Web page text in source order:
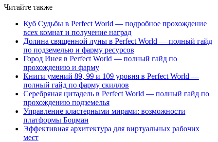
Читайте также
Куб Судьбы в Perfect World — подробное прохождение
всех комнат и получение наград
Долина священной луны в Perfect World — полный гайд
по подземелью и фарму ресурсов
Город Инея в Perfect World — полный гайд по
прохождению и фарму
Книги умений 89, 99 и 109 уровня в Perfect World —
полный гайд по фарму скиллов
Серебряная цитадель в Perfect World — полный гайд по
прохождению подземелья
Управление кластерными мирами: возможности
платформы Боцман
Эффективная архитектура для виртуальных рабочих
мест